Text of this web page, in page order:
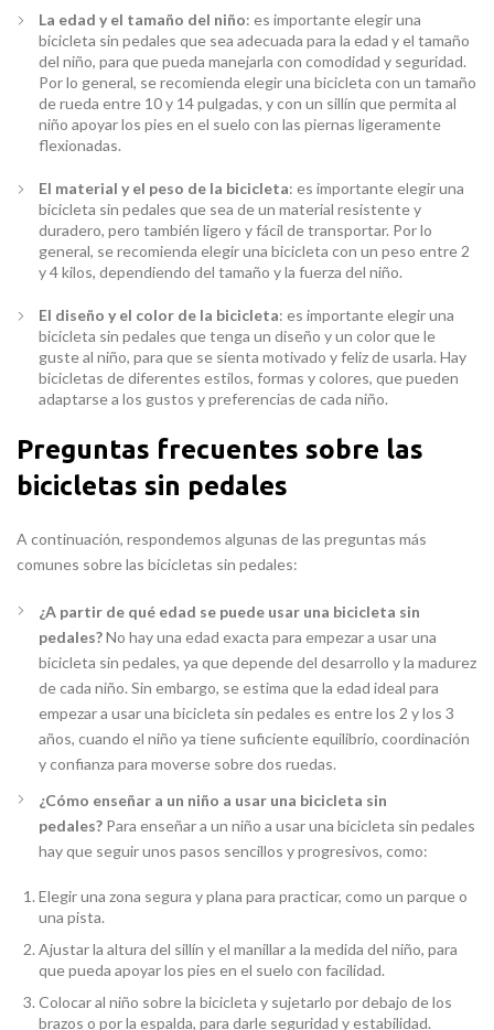
La edad y el tamaño del niño: es importante elegir una
bicicleta sin pedales que sea adecuada para la edad y el tamaño
del niño, para que pueda manejarla con comodidad y seguridad.
Por lo general, se recomienda elegir una bicicleta con un tamaño
de rueda entre 10 y 14 pulgadas, y con un sillín que permita al
niño apoyar los pies en el suelo con las piernas ligeramente
flexionadas.
El material y el peso de la bicicleta: es importante elegir una
bicicleta sin pedales que sea de un material resistente y
duradero, pero también ligero y fácil de transportar. Por lo
general, se recomienda elegir una bicicleta con un peso entre 2
y 4 kilos, dependiendo del tamaño y la fuerza del niño.
El diseño y el color de la bicicleta: es importante elegir una
bicicleta sin pedales que tenga un diseño y un color que le
guste al niño, para que se sienta motivado y feliz de usarla. Hay
bicicletas de diferentes estilos, formas y colores, que pueden
adaptarse a los gustos y preferencias de cada niño.
Preguntas frecuentes sobre las
bicicletas sin pedales
A continuación, respondemos algunas de las preguntas más
comunes sobre las bicicletas sin pedales:
¿A partir de qué edad se puede usar una bicicleta sin
pedales?No hay una edad exacta para empezar a usar una
bicicleta sin pedales, ya que depende del desarrollo y la madurez
de cada niño. Sin embargo, se estima que la edad ideal para
empezar a usar una bicicleta sin pedales es entre los 2 y los 3
años, cuando el niño ya tiene suficiente equilibrio, coordinación
y confianza para moverse sobre dos ruedas.
¿Cómo enseñar a un niño a usar una bicicleta sin
pedales? Para enseñar a un niño a usar una bicicleta sin pedales
hay que seguir unos pasos sencillos y progresivos, como:
Elegir una zona segura y plana para practicar, como un parque o
una pista.
Ajustar la altura del sillín y el manillar a la medida del niño, para
que pueda apoyar los pies en el suelo con facilidad.
Colocar al niño sobre la bicicleta y sujetarlo por debajo de los
brazos o por la espalda, para darle seguridad y estabilidad.